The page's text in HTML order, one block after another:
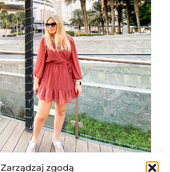
Zarządzaj zgodą